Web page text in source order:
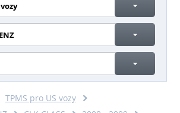
TPMS pro US vozy